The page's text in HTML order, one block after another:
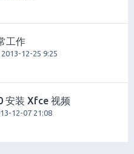
工作
2013-12-25 9:25
安装 Xfce 视频
12-07 21:08